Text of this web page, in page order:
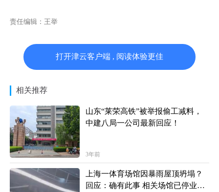
责任编辑：王举
打开津云客户端 , 阅读体验更佳
相关推荐
山东“莱荣高铁”被举报偷工减料，
中建八局一公司最新回应！
3年前
上海一体育场馆因暴雨屋顶坍塌？
回应：确有此事 相关场馆已停业整